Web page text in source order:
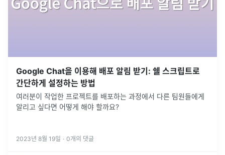
Google Chat을 이용해 배포 알림 받기: 쉘 스크립트로
간단하게 설정하는 방법
여러분이 작업한 프로젝트를 배포하는 과정에서 다른 팀원들에게
알리고 싶다면 어떻게 해야 할까요?
2023년 8월 19일 · 0개의 댓글